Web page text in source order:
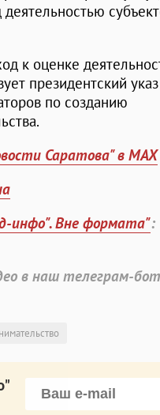
к оценке
президентский
по созданию
Саратова" в MAX
инфо". Вне формата":
в наш телеграм-бот